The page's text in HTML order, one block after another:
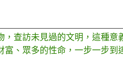
訪未見過的文明，這種意
、眾多的性命，一步一步